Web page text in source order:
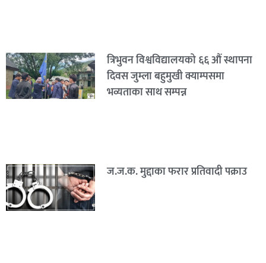
त्रिभुवन विश्वविद्यालयको ६६ औं स्थापना
दिवस जुम्ला बहुमुखी क्याम्पसमा
भव्यताका साथ सम्पन्न
ज.ज.क. मुद्दाका फरार प्रतिवादी पक्राउ